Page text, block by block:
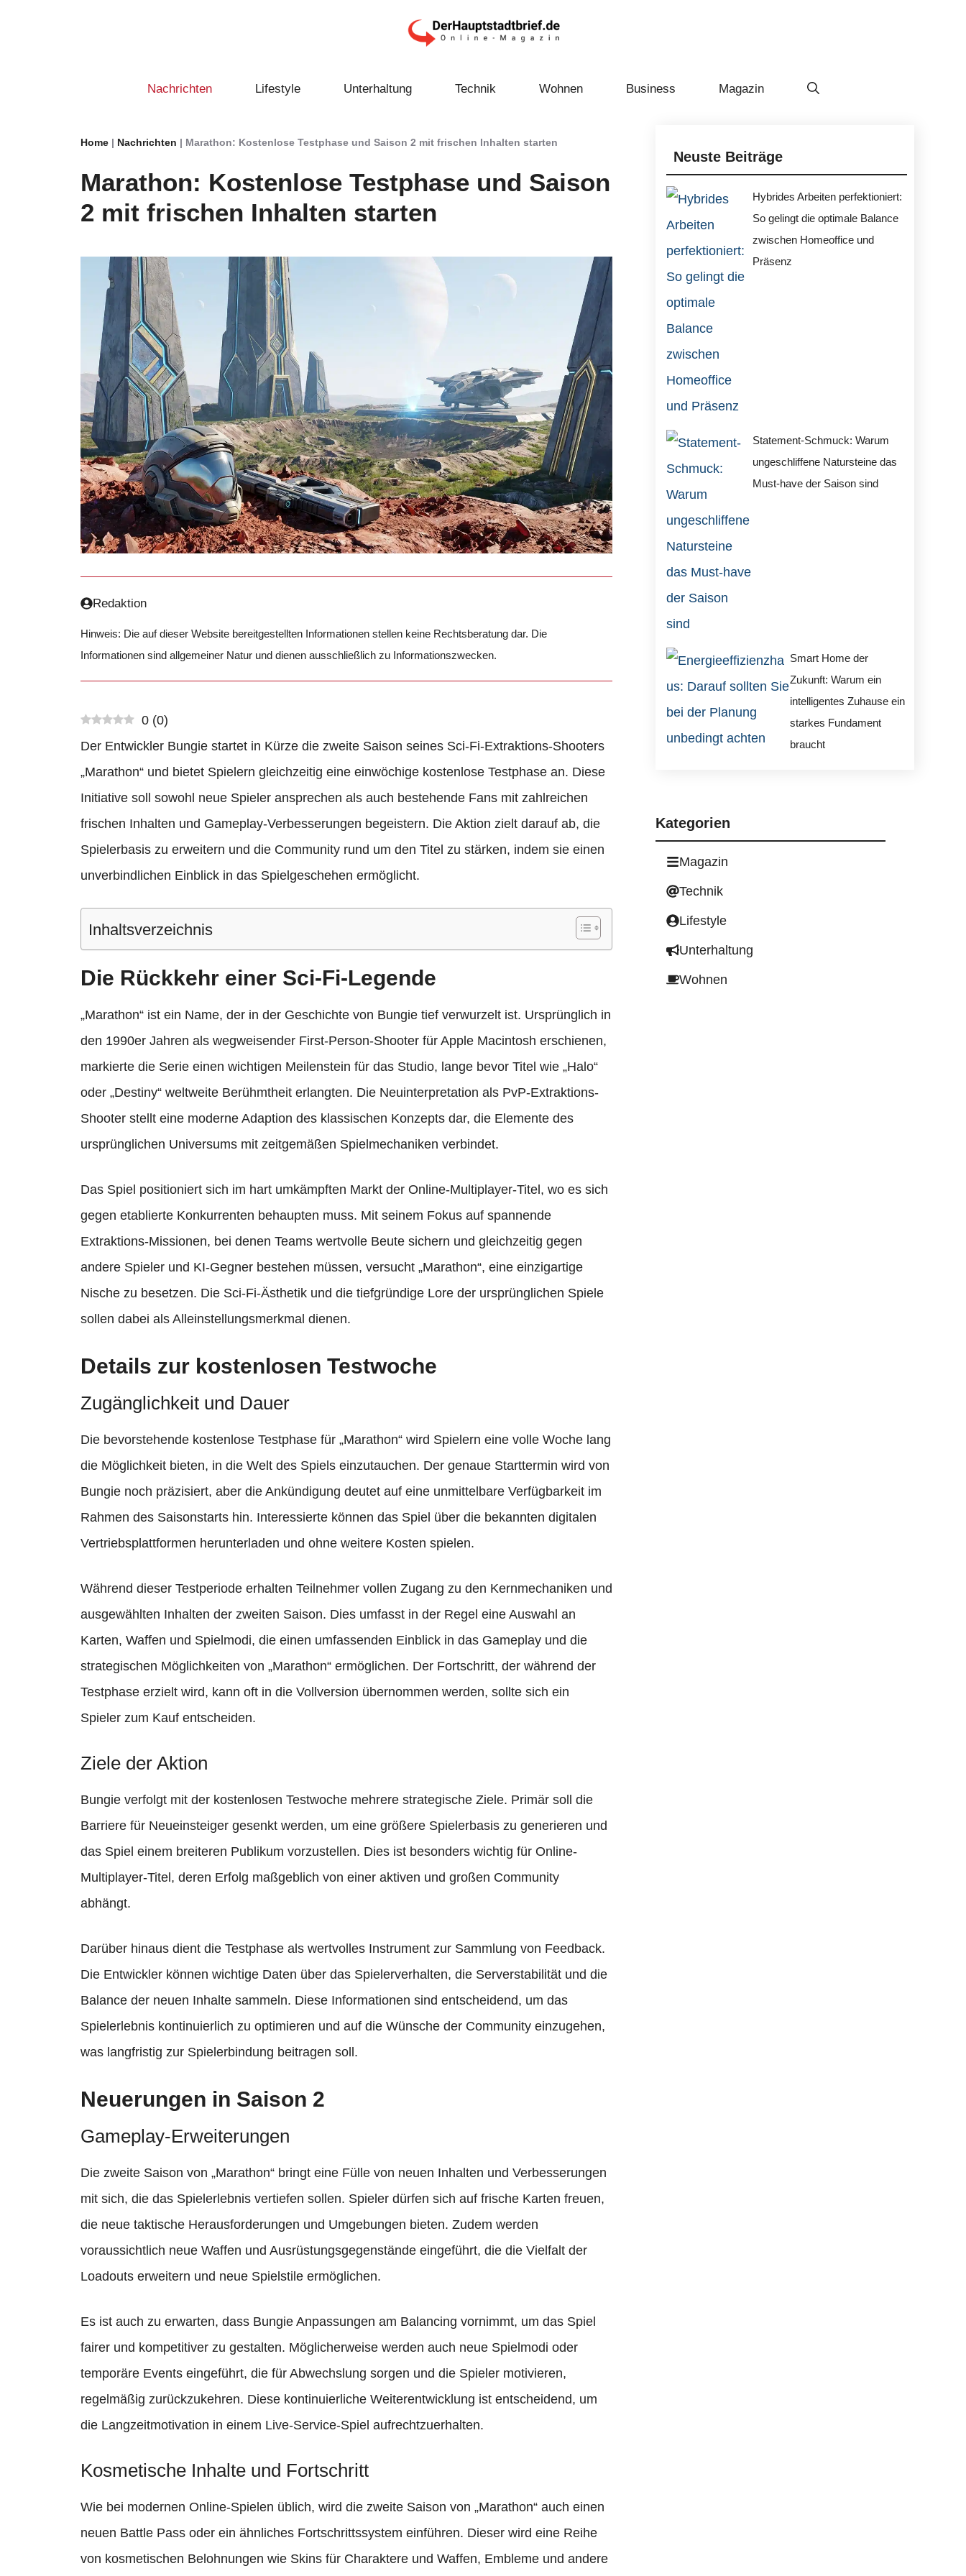
Nachrichten Lifestyle Unterhaltung Technik Wohnen Business Magazin
Home | Nachrichten | Marathon: Kostenlose Testphase und Saison 2 mit frischen Inhalten starten
Marathon: Kostenlose Testphase und Saison
2 mit frischen Inhalten starten
Redaktion
Hinweis: Die auf dieser Website bereitgestellten Informationen stellen keine Rechtsberatung dar. Die
Informationen sind allgemeiner Natur und dienen ausschließlich zu Informationszwecken.
0 (0)
Der Entwickler Bungie startet in Kürze die zweite Saison seines Sci-Fi-Extraktions-Shooters
„Marathon“ und bietet Spielern gleichzeitig eine einwöchige kostenlose Testphase an. Diese
Initiative soll sowohl neue Spieler ansprechen als auch bestehende Fans mit zahlreichen
frischen Inhalten und Gameplay-Verbesserungen begeistern. Die Aktion zielt darauf ab, die
Spielerbasis zu erweitern und die Community rund um den Titel zu stärken, indem sie einen
unverbindlichen Einblick in das Spielgeschehen ermöglicht.
Inhaltsverzeichnis
Die Rückkehr einer Sci-Fi-Legende
„Marathon“ ist ein Name, der in der Geschichte von Bungie tief verwurzelt ist. Ursprünglich in
den 1990er Jahren als wegweisender First-Person-Shooter für Apple Macintosh erschienen,
markierte die Serie einen wichtigen Meilenstein für das Studio, lange bevor Titel wie „Halo“
oder „Destiny“ weltweite Berühmtheit erlangten. Die Neuinterpretation als PvP-Extraktions-
Shooter stellt eine moderne Adaption des klassischen Konzepts dar, die Elemente des
ursprünglichen Universums mit zeitgemäßen Spielmechaniken verbindet.
Das Spiel positioniert sich im hart umkämpften Markt der Online-Multiplayer-Titel, wo es sich
gegen etablierte Konkurrenten behaupten muss. Mit seinem Fokus auf spannende
Extraktions-Missionen, bei denen Teams wertvolle Beute sichern und gleichzeitig gegen
andere Spieler und KI-Gegner bestehen müssen, versucht „Marathon“, eine einzigartige
Nische zu besetzen. Die Sci-Fi-Ästhetik und die tiefgründige Lore der ursprünglichen Spiele
sollen dabei als Alleinstellungsmerkmal dienen.
Details zur kostenlosen Testwoche
Zugänglichkeit und Dauer
Die bevorstehende kostenlose Testphase für „Marathon“ wird Spielern eine volle Woche lang
die Möglichkeit bieten, in die Welt des Spiels einzutauchen. Der genaue Starttermin wird von
Bungie noch präzisiert, aber die Ankündigung deutet auf eine unmittelbare Verfügbarkeit im
Rahmen des Saisonstarts hin. Interessierte können das Spiel über die bekannten digitalen
Vertriebsplattformen herunterladen und ohne weitere Kosten spielen.
Während dieser Testperiode erhalten Teilnehmer vollen Zugang zu den Kernmechaniken und
ausgewählten Inhalten der zweiten Saison. Dies umfasst in der Regel eine Auswahl an
Karten, Waffen und Spielmodi, die einen umfassenden Einblick in das Gameplay und die
strategischen Möglichkeiten von „Marathon“ ermöglichen. Der Fortschritt, der während der
Testphase erzielt wird, kann oft in die Vollversion übernommen werden, sollte sich ein
Spieler zum Kauf entscheiden.
Ziele der Aktion
Bungie verfolgt mit der kostenlosen Testwoche mehrere strategische Ziele. Primär soll die
Barriere für Neueinsteiger gesenkt werden, um eine größere Spielerbasis zu generieren und
das Spiel einem breiteren Publikum vorzustellen. Dies ist besonders wichtig für Online-
Multiplayer-Titel, deren Erfolg maßgeblich von einer aktiven und großen Community
abhängt.
Darüber hinaus dient die Testphase als wertvolles Instrument zur Sammlung von Feedback.
Die Entwickler können wichtige Daten über das Spielerverhalten, die Serverstabilität und die
Balance der neuen Inhalte sammeln. Diese Informationen sind entscheidend, um das
Spielerlebnis kontinuierlich zu optimieren und auf die Wünsche der Community einzugehen,
was langfristig zur Spielerbindung beitragen soll.
Neuerungen in Saison 2
Gameplay-Erweiterungen
Die zweite Saison von „Marathon“ bringt eine Fülle von neuen Inhalten und Verbesserungen
mit sich, die das Spielerlebnis vertiefen sollen. Spieler dürfen sich auf frische Karten freuen,
die neue taktische Herausforderungen und Umgebungen bieten. Zudem werden
voraussichtlich neue Waffen und Ausrüstungsgegenstände eingeführt, die die Vielfalt der
Loadouts erweitern und neue Spielstile ermöglichen.
Es ist auch zu erwarten, dass Bungie Anpassungen am Balancing vornimmt, um das Spiel
fairer und kompetitiver zu gestalten. Möglicherweise werden auch neue Spielmodi oder
temporäre Events eingeführt, die für Abwechslung sorgen und die Spieler motivieren,
regelmäßig zurückzukehren. Diese kontinuierliche Weiterentwicklung ist entscheidend, um
die Langzeitmotivation in einem Live-Service-Spiel aufrechtzuerhalten.
Kosmetische Inhalte und Fortschritt
Wie bei modernen Online-Spielen üblich, wird die zweite Saison von „Marathon“ auch einen
neuen Battle Pass oder ein ähnliches Fortschrittssystem einführen. Dieser wird eine Reihe
von kosmetischen Belohnungen wie Skins für Charaktere und Waffen, Embleme und andere
Neuste Beiträge
Hybrides Arbeiten perfektioniert:
So gelingt die optimale Balance
zwischen Homeoffice und
Präsenz
Statement-Schmuck: Warum
ungeschliffene Natursteine das
Must-have der Saison sind
Smart Home der
Zukunft: Warum ein
intelligentes Zuhause ein
starkes Fundament
braucht
Kategorien
Magazin
Technik
Lifestyle
Unterhaltung
Wohnen